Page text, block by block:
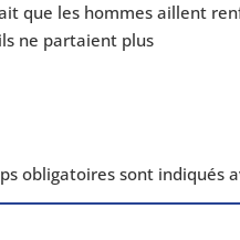
que les hommes aillent
ne par­taient plus
obli­ga­toires sont indi­qués